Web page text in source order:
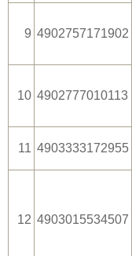
9 4902757171902
10 4902777010113
11 4903333172955
12 4903015534507